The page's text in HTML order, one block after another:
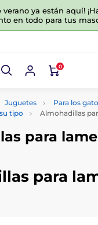
ya están aquí!
en todo para tus
0
Juguetes
Para los
tipo
Almohadillas
para
para